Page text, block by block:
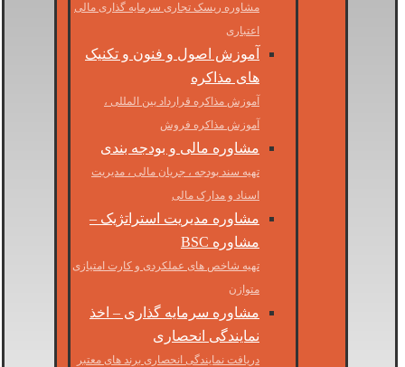
مشاوره ریسک تجاری سرمایه گذاری مالی
اعتباری
آموزش اصول و فنون و تکنیک
های مذاکره
آموزش مذاکره قرارداد بین المللی ،
آموزش مذاکره فروش
مشاوره مالی و بودجه بندی
تهیه سند بودجه ، جریان مالی ، مدیریت
اسناد و مدارک مالی
مشاوره مدیریت استراتژیک –
مشاوره BSC
تهیه شاخص های عملکردی و کارت امتیازی
متوازن
مشاوره سرمایه گذاری – اخذ
نمایندگی انحصاری
دریافت نمایندگی انحصاری برند های معتبر